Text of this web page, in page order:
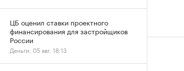
ЦБ оценил ставки проектного
финансирования для застройщиков
России
Деньги, 05 авг, 18:13